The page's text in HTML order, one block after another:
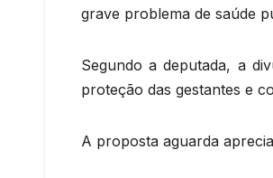
grave problema de saúde
Segundo a deputada, a
proteção das gestantes e
A proposta aguarda